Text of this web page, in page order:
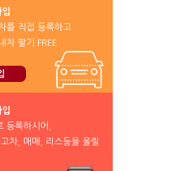
입
를 직접 등록하고
차 팔기 FREE
입
등록하시어,
차, 매매, 리스등을 올릴